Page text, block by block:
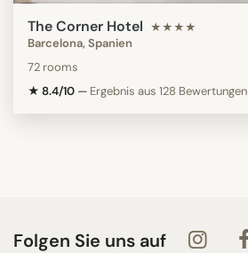
The Corner Hotel ★★★★
Barcelona, Spanien
72 rooms
★ 8.4/10 — Ergebnis aus 128 Bewertungen
Folgen Sie uns auf